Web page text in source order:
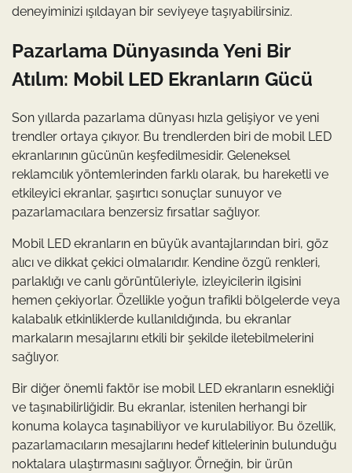
deneyiminizi ışıldayan bir seviyeye taşıyabilirsiniz.
Pazarlama Dünyasında Yeni Bir
Atılım: Mobil LED Ekranların Gücü
Son yıllarda pazarlama dünyası hızla gelişiyor ve yeni
trendler ortaya çıkıyor. Bu trendlerden biri de mobil LED
ekranlarının gücünün keşfedilmesidir. Geleneksel
reklamcılık yöntemlerinden farklı olarak, bu hareketli ve
etkileyici ekranlar, şaşırtıcı sonuçlar sunuyor ve
pazarlamacılara benzersiz fırsatlar sağlıyor.
Mobil LED ekranların en büyük avantajlarından biri, göz
alıcı ve dikkat çekici olmalarıdır. Kendine özgü renkleri,
parlaklığı ve canlı görüntüleriyle, izleyicilerin ilgisini
hemen çekiyorlar. Özellikle yoğun trafikli bölgelerde veya
kalabalık etkinliklerde kullanıldığında, bu ekranlar
markaların mesajlarını etkili bir şekilde iletebilmelerini
sağlıyor.
Bir diğer önemli faktör ise mobil LED ekranların esnekliği
ve taşınabilirliğidir. Bu ekranlar, istenilen herhangi bir
konuma kolayca taşınabiliyor ve kurulabiliyor. Bu özellik,
pazarlamacıların mesajlarını hedef kitlelerinin bulunduğu
noktalara ulaştırmasını sağlıyor. Örneğin, bir ürün